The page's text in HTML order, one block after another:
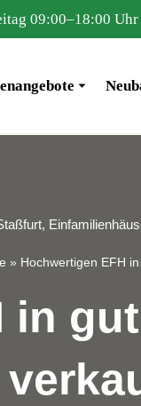
09:00–18:00 Uhr
,
» Hochwertigen EFH
in